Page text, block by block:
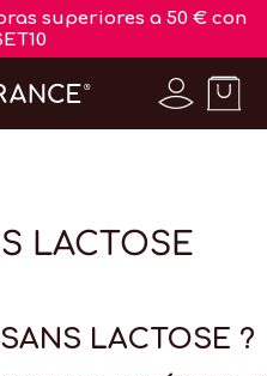
superiores a 50 € con
LACTOSE
LACTOSE ?